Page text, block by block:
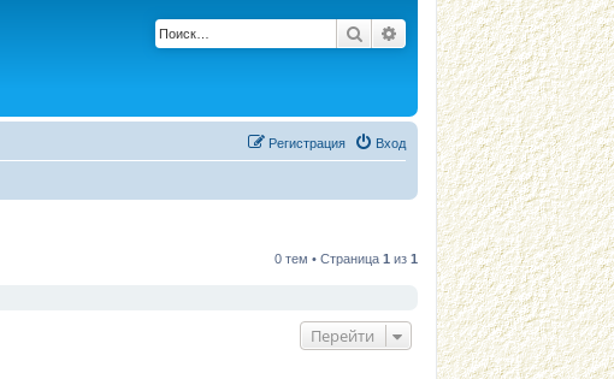
Поиск Расширенный поиск
Вход
Регистрация
0 тем • Страница 1 из 1
Перейти